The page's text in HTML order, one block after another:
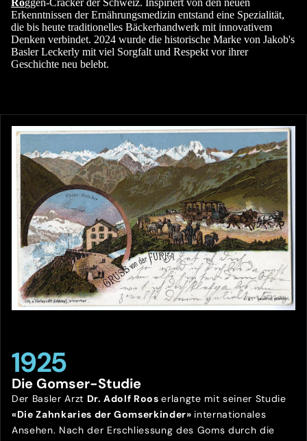
Roggen-Cräcker der Schweiz. Inspiriert von den neuen
Erkenntnissen der Ernährungsmedizin entstand eine Spezialität,
die bis heute traditionelles Bäckerhandwerk mit innovativem
Denken verbindet. 2024 wurde die historische Marke von Jakob's
Basler Leckerly mit viel Sorgfalt und Respekt vor ihrer
Geschichte neu belebt.
1925
Die Gomser-Studie
Der Basler Arzt Dr. Adolf Rooserlangte mit seiner Studie
«Die Zahnkaries der Gomserkinder» internationales
Ansehen. Nach der Erschliessung des Goms durch die